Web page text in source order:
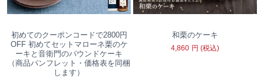
初めてのクーポンコードで2800円
OFF 初めてセットマローネ栗のケ
ーキと音衛門のパウンドケーキ
（商品パンフレット・価格表を同梱
します）
和栗のケーキ
4,860 円 (税込)